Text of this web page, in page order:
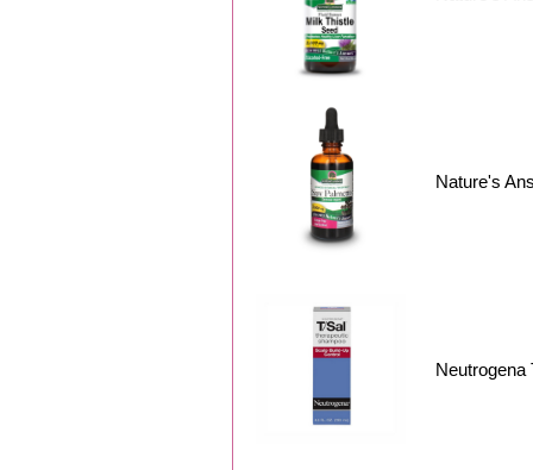
Nature's